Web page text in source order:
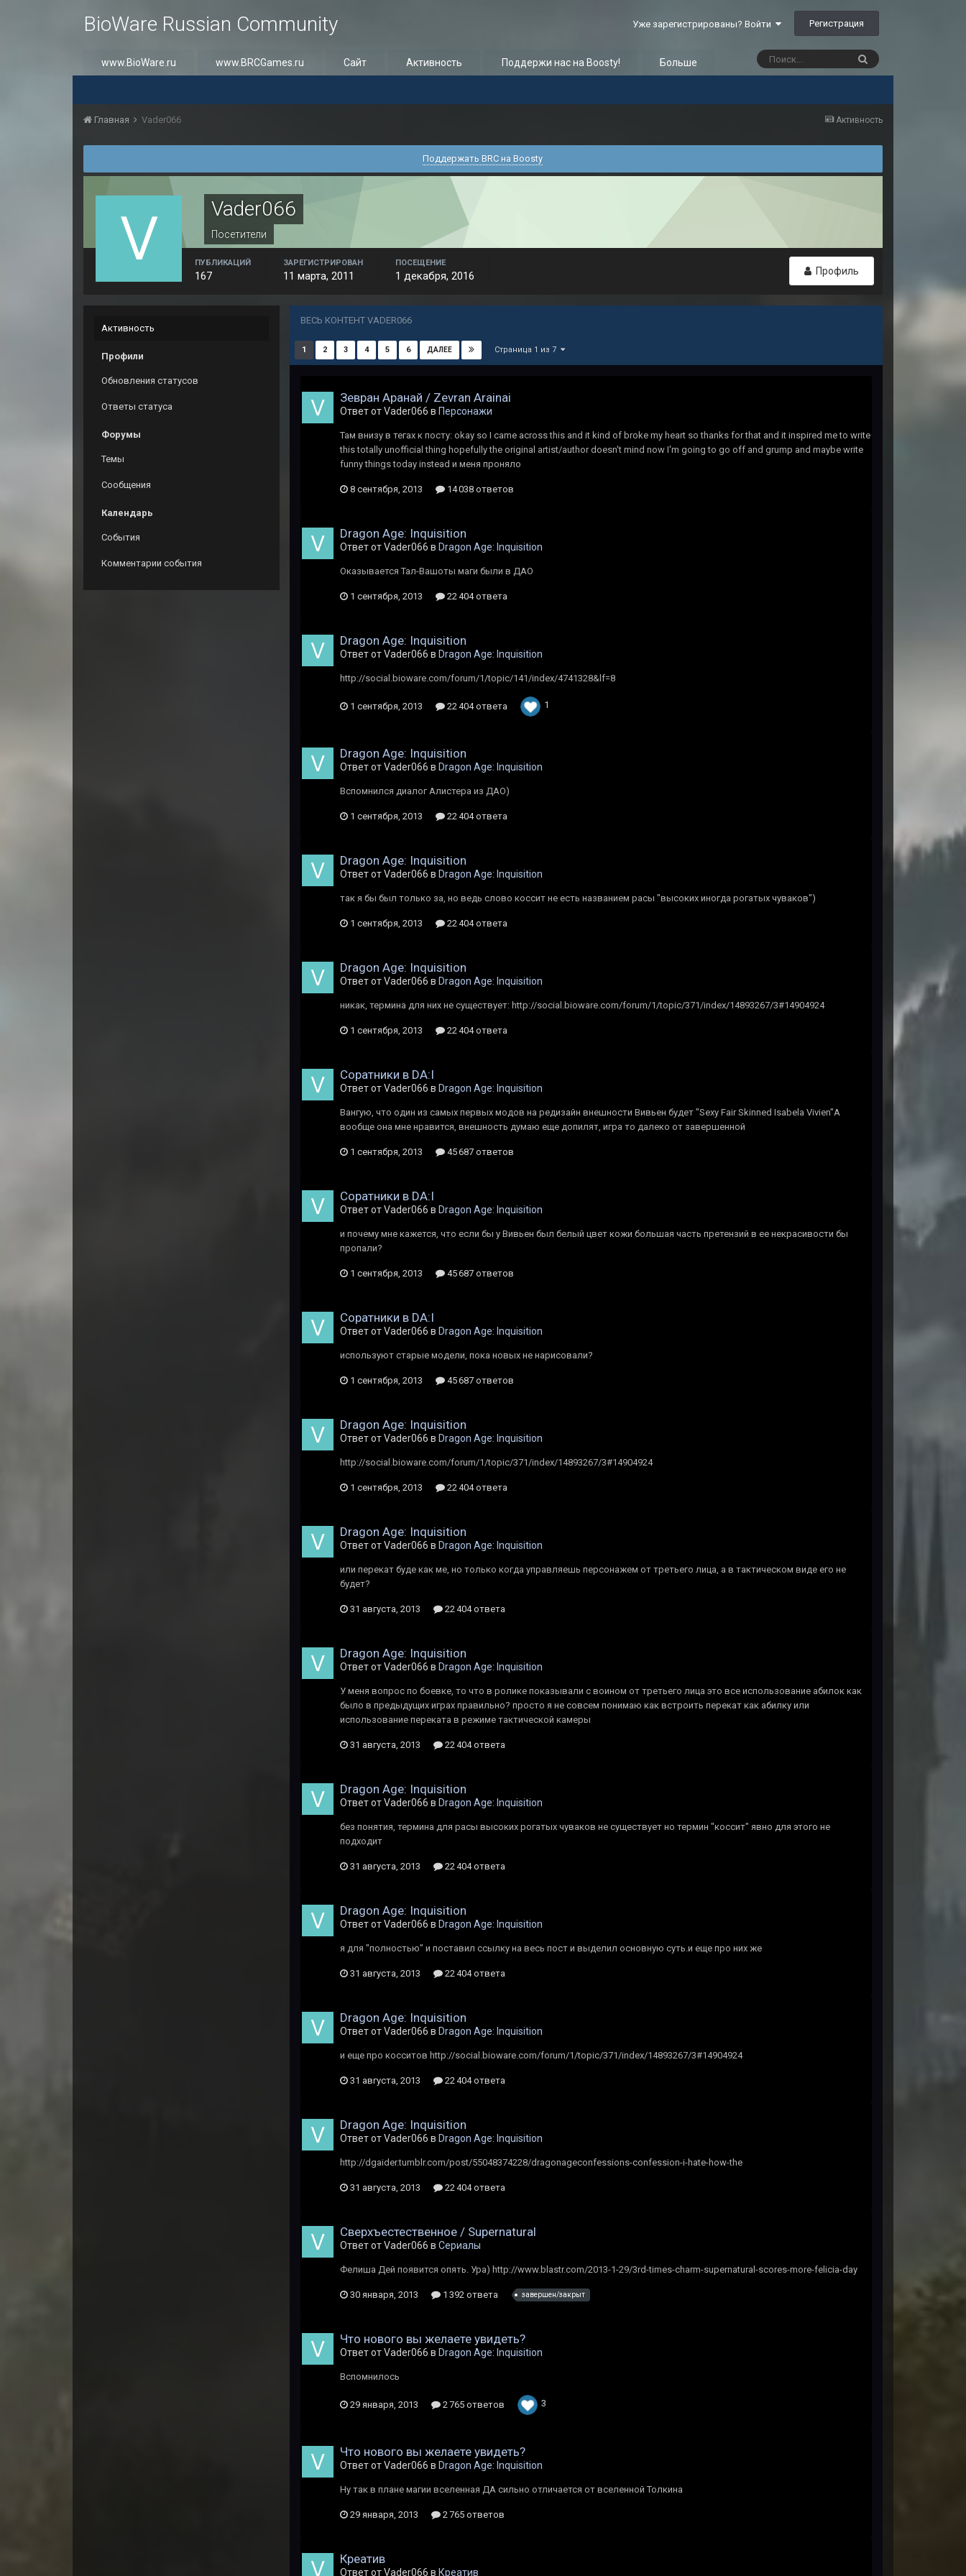
BioWare Russian Community Уже зарегистрированы? Войти Регистрация
www.BioWare.ru www.BRCGames.ru Сайт Активность Поддержи нас на Boosty! Больше
Активность
Главная Vader066
Поддержать BRC на Boosty
Vader066
Посетители
Профиль
ПУБЛИКАЦИЙ
167
ЗАРЕГИСТРИРОВАН
11 марта, 2011
ПОСЕЩЕНИЕ
1 декабря, 2016
Активность
Профили
Обновления статусов
Ответы статуса
Форумы
Темы
Сообщения
Календарь
События
Комментарии события
ВЕСЬ КОНТЕНТ VADER066
1 2 3 4 5 6 ДАЛЕЕ Страница 1 из 7
Зевран Аранай / Zevran Arainai
Ответ от Vader066 в Персонажи
Там внизу в тегах к посту: okay so I came across this and it kind of broke my heart so thanks for that and it inspired me to write
this totally unofficial thing hopefully the original artist/author doesn't mind now I'm going to go off and grump and maybe write
funny things today instead и меня проняло
8 сентября, 2013 14 038 ответов
Dragon Age: Inquisition
Ответ от Vader066 в Dragon Age: Inquisition
Оказывается Тал-Вашоты маги были в ДАО
1 сентября, 2013 22 404 ответа
Dragon Age: Inquisition
Ответ от Vader066 в Dragon Age: Inquisition
http://social.bioware.com/forum/1/topic/141/index/4741328&lf=8
1 сентября, 2013 22 404 ответа 1
Dragon Age: Inquisition
Ответ от Vader066 в Dragon Age: Inquisition
Вспомнился диалог Алистера из ДАО)
1 сентября, 2013 22 404 ответа
Dragon Age: Inquisition
Ответ от Vader066 в Dragon Age: Inquisition
так я бы был только за, но ведь слово коссит не есть названием расы "высоких иногда рогатых чуваков")
1 сентября, 2013 22 404 ответа
Dragon Age: Inquisition
Ответ от Vader066 в Dragon Age: Inquisition
никак, термина для них не существует: http://social.bioware.com/forum/1/topic/371/index/14893267/3#14904924
1 сентября, 2013 22 404 ответа
Cоратники в DA:I
Ответ от Vader066 в Dragon Age: Inquisition
Вангую, что один из самых первых модов на редизайн внешности Вивьен будет "Sexy Fair Skinned Isabela Vivien"А
вообще она мне нравится, внешность думаю еще допилят, игра то далеко от завершенной
1 сентября, 2013 45 687 ответов
Cоратники в DA:I
Ответ от Vader066 в Dragon Age: Inquisition
и почему мне кажется, что если бы у Вивьен был белый цвет кожи большая часть претензий в ее некрасивости бы
пропали?
1 сентября, 2013 45 687 ответов
Cоратники в DA:I
Ответ от Vader066 в Dragon Age: Inquisition
используют старые модели, пока новых не нарисовали?
1 сентября, 2013 45 687 ответов
Dragon Age: Inquisition
Ответ от Vader066 в Dragon Age: Inquisition
http://social.bioware.com/forum/1/topic/371/index/14893267/3#14904924
1 сентября, 2013 22 404 ответа
Dragon Age: Inquisition
Ответ от Vader066 в Dragon Age: Inquisition
или перекат буде как ме, но только когда управляешь персонажем от третьего лица, а в тактическом виде его не
будет?
31 августа, 2013 22 404 ответа
Dragon Age: Inquisition
Ответ от Vader066 в Dragon Age: Inquisition
У меня вопрос по боевке, то что в ролике показывали с воином от третьего лица это все использование абилок как
было в предыдущих играх правильно? просто я не совсем понимаю как встроить перекат как абилку или
использование переката в режиме тактической камеры
31 августа, 2013 22 404 ответа
Dragon Age: Inquisition
Ответ от Vader066 в Dragon Age: Inquisition
без понятия, термина для расы высоких рогатых чуваков не существует но термин "коссит" явно для этого не
подходит
31 августа, 2013 22 404 ответа
Dragon Age: Inquisition
Ответ от Vader066 в Dragon Age: Inquisition
я для "полностью" и поставил ссылку на весь пост и выделил основную суть.и еще про них же
31 августа, 2013 22 404 ответа
Dragon Age: Inquisition
Ответ от Vader066 в Dragon Age: Inquisition
и еще про косситов http://social.bioware.com/forum/1/topic/371/index/14893267/3#14904924
31 августа, 2013 22 404 ответа
Dragon Age: Inquisition
Ответ от Vader066 в Dragon Age: Inquisition
http://dgaider.tumblr.com/post/55048374228/dragonageconfessions-confession-i-hate-how-the
31 августа, 2013 22 404 ответа
Сверхъестественноe / Supernatural
Ответ от Vader066 в Сериалы
Фелиша Дей появится опять. Ура) http://www.blastr.com/2013-1-29/3rd-times-charm-supernatural-scores-more-felicia-day
30 января, 2013 1 392 ответа завершен/закрыт
Что нового вы желаете увидеть?
Ответ от Vader066 в Dragon Age: Inquisition
Вспомнилось
29 января, 2013 2 765 ответов 3
Что нового вы желаете увидеть?
Ответ от Vader066 в Dragon Age: Inquisition
Ну так в плане магии вселенная ДА сильно отличается от вселенной Толкина
29 января, 2013 2 765 ответов
Креатив
Ответ от Vader066 в Креатив